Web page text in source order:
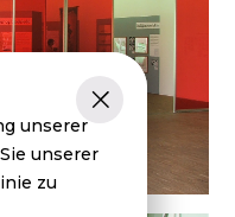
unserer
unserer
zu